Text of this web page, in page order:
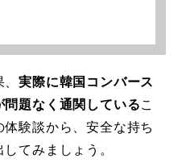
、実際に韓国コンバース
題なく通関しているこ
験談から、安全な持ち
てみましょう。